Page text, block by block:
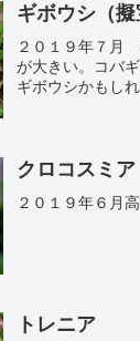
ギボウシ（擬
２０１９年７月
が大きい。コバ
ギボウシかもしれ
クロコスミア
２０１９年６月
トレニア